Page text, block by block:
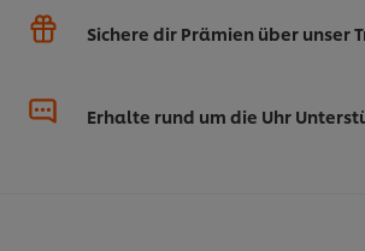
Sichere dir Prämien über unser
Erhalte rund um die Uhr